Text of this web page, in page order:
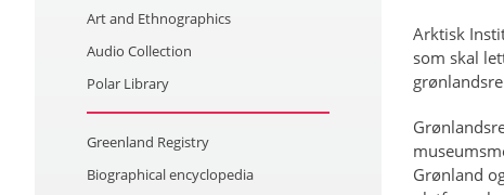
Art and Ethnographics
Audio Collection
Polar Library
Greenland Registry
Biographical encyclopedia
Arktisk
som skal
Grønland